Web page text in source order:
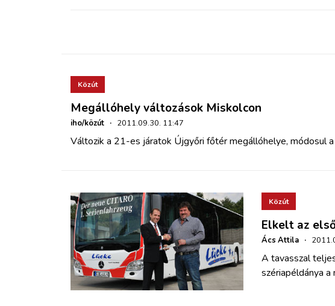
Közút
Megállóhely változások Miskolcon
iho/közút · 2011.09.30. 11:47
Változik a 21-es járatok Újgyőri főtér megállóhelye, módosul
Közút
Elkelt az
Ács Attila ·
A tavasszal
szériapéldánya